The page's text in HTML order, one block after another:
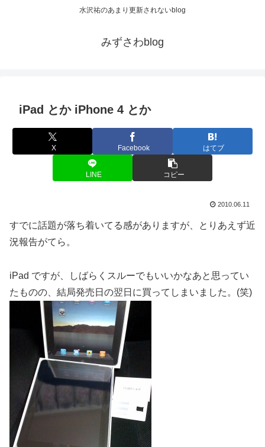
水沢祐のあまり更新されないblog
みずさわblog
iPad とか iPhone 4 とか
X Facebook はてブ
LINE コピー
2010.06.11
すでに話題が落ち着いてる感がありますが、とりあえず近
況報告がてら。
iPad ですが、しばらくスルーでもいいかなあと思ってい
たものの、結局発売日の翌日に買ってしまいました。(笑)